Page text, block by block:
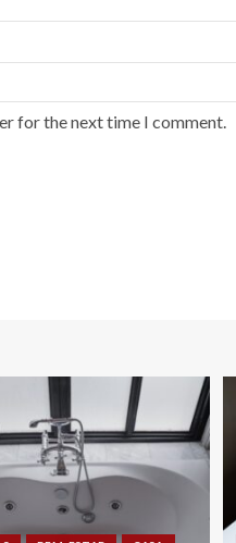
for the next time I comment.